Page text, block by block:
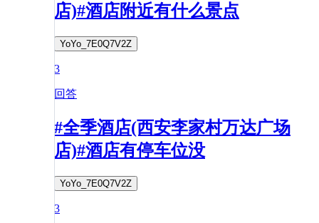
店)#酒店附近有什么景点
YoYo_7E0Q7V2Z
3
回答
#全季酒店(西安李家村万达广场
店)#酒店有停车位没
YoYo_7E0Q7V2Z
3